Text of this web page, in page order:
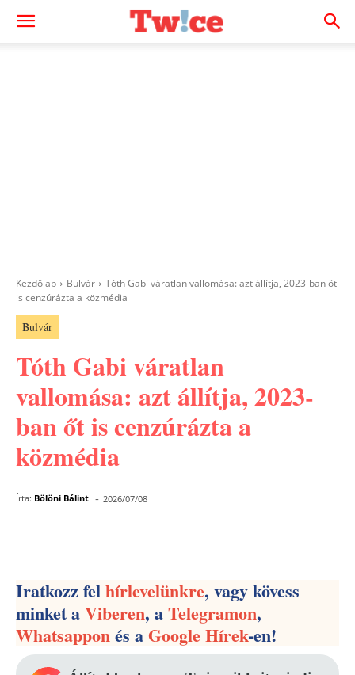
Kezdőlap Bulvár
Tóth Gabi váratlan vallomása: azt állítja, 2023-ban őt
is cenzúrázta a közmédia
Bulvár
Tóth Gabi váratlan
vallomása: azt állítja, 2023-
ban őt is cenzúrázta a
közmédia
Írta: Bölöni Bálint - 2026/07/08
Iratkozz felhírlevelünkre, vagy kövess
minket aViberen, aTelegramon,
Whatsapponés aGoogle Hírek-en!